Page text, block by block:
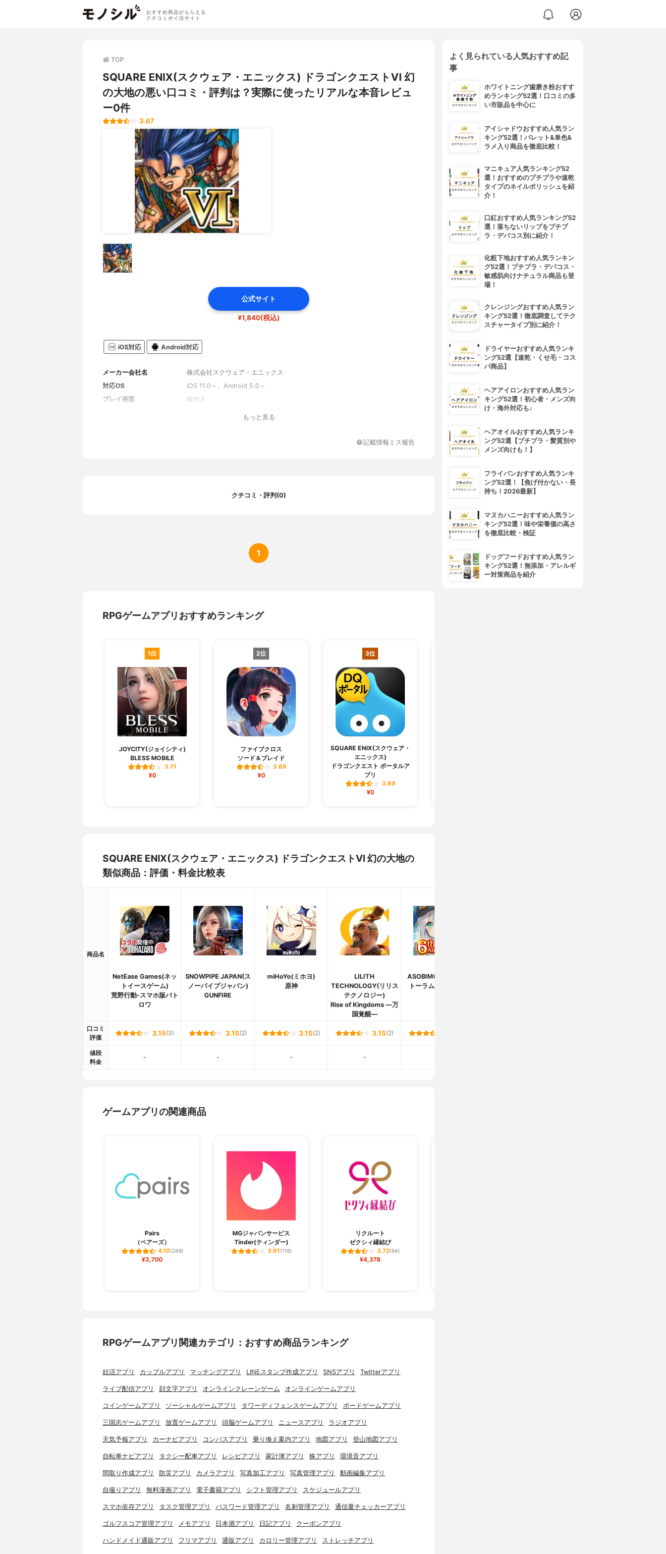
おすすめ商品がもらえる
クチコミポイ活サイト
TOP
SQUARE ENIX(スクウェア・エニックス) ドラゴンクエストVI 幻
の大地の悪い口コミ・評判は？実際に使ったリアルな本音レビュ
ー0件
3.67
公式サイト
¥1,840(税込)
iOS対応 Android対応
メーカー会社名
株式会社スクウェア・エニックス
対応OS
iOS 11.0～、Android 5.0～
プレイ画面
縦向き
もっと見る
記載情報ミス報告
クチコミ・評判(0)
1
RPGゲームアプリおすすめランキング
1位
JOYCITY(ジョイシティ)
BLESS MOBILE
3.71
¥0
2位
ファイブクロス
ソード＆ブレイド
3.69
¥0
3位
SQUARE ENIX(スクウェア・
エニックス)
ドラゴンクエスト ポータルア
プリ
3.69
¥0
SQUARE ENIX(スクウェア・エニックス) ドラゴンクエストVI 幻の大地の
類似商品：評価・料金比較表
商品名
NetEase Games(ネッ
トイースゲーム)
荒野行動-スマホ版バト
ロワ
SNOWPIPE JAPAN(ス
ノーパイプジャパン)
GUNFIRE
miHoYo(ミホヨ)
原神
LILITH
TECHNOLOGY(リリス
テクノロジー)
Rise of Kingdoms ―万
国覚醒―
ASOBIMO(アソビモ)
トーラムオンライン
口コミ
評価
3.15(3) 3.15(2) 3.15(2) 3.15(2)
値段
料金
- - - -
ゲームアプリの関連商品
Pairs
（ペアーズ）
4.10(246)
¥3,700
MGジャパンサービス
Tinder(ティンダー)
3.91(116)
リクルート
ゼクシィ縁結び
3.72(64)
¥4,378
RPGゲームアプリ関連カテゴリ：おすすめ商品ランキング
妊活アプリ カップルアプリ マッチングアプリ LINEスタンプ作成アプリ SNSアプリ Twitterアプリ
ライブ配信アプリ 顔文字アプリ オンラインクレーンゲーム オンラインゲームアプリ
コインゲームアプリ ソーシャルゲームアプリ タワーディフェンスゲームアプリ ボードゲームアプリ
三国志ゲームアプリ 放置ゲームアプリ 頭脳ゲームアプリ ニュースアプリ ラジオアプリ
天気予報アプリ カーナビアプリ コンパスアプリ 乗り換え案内アプリ 地図アプリ 登山地図アプリ
自転車ナビアプリ タクシー配車アプリ レシピアプリ 家計簿アプリ 株アプリ 環境音アプリ
間取り作成アプリ 防災アプリ カメラアプリ 写真加工アプリ 写真管理アプリ 動画編集アプリ
自撮りアプリ 無料漫画アプリ 電子書籍アプリ シフト管理アプリ スケジュールアプリ
スマホ依存アプリ タスク管理アプリ パスワード管理アプリ 名刺管理アプリ 通信量チェッカーアプリ
ゴルフスコア管理アプリ メモアプリ 日本酒アプリ 日記アプリ クーポンアプリ
ハンドメイド通販アプリ フリマアプリ 通販アプリ カロリー管理アプリ ストレッチアプリ
よく見られている人気おすすめ記
事
ホワイトニング歯磨き粉おすす
めランキング52選！口コミの多
い市販品を中心に
アイシャドウおすすめ人気ラン
キング52選！パレット&単色&
ラメ入り商品を徹底比較！
マニキュア人気ランキング52
選！おすすめのプチプラや速乾
タイプのネイルポリッシュを紹
介！
口紅おすすめ人気ランキング52
選！落ちないリップをプチプ
ラ・デパコス別に紹介！
化粧下地おすすめ人気ランキン
グ52選！プチプラ・デパコス・
敏感肌向けナチュラル商品も登
場！
クレンジングおすすめ人気ラン
キング52選！徹底調査してテク
スチャータイプ別に紹介！
ドライヤーおすすめ人気ランキ
ング52選【速乾・くせ毛・コス
パ商品】
ヘアアイロンおすすめ人気ラン
キング52選！初心者・メンズ向
け・海外対応も♪
ヘアオイルおすすめ人気ランキ
ング52選【プチプラ・髪質別や
メンズ向けも！】
フライパンおすすめ人気ランキ
ング52選！【焦げ付かない・長
持ち！2026最新】
マヌカハニーおすすめ人気ラン
キング52選！味や栄養価の高さ
を徹底比較・検証
ドッグフードおすすめ人気ラン
キング52選！無添加・アレルギ
ー対策商品を紹介